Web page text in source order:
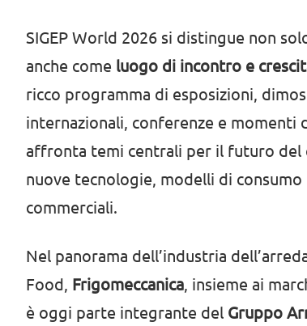
SIGEP World 2026 si distingue non
anche come luogo di incontro e
ricco programma di esposizioni,
internazionali, conferenze e momenti
affronta temi centrali per il futuro del
nuove tecnologie, modelli di
commerciali.
Nel panorama dell’industria
Food, Frigomeccanica, insieme ai
è oggi parte integrante del Gruppo